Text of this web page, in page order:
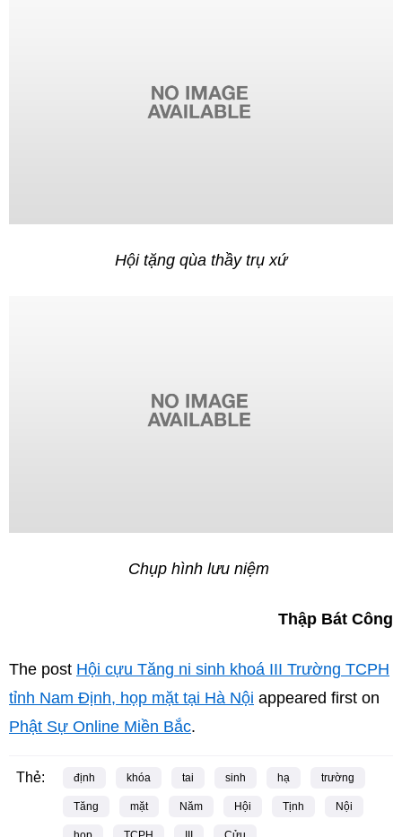
Hội tặng qùa thầy trụ xứ
Chụp hình lưu niệm
Thập Bát Công
The post Hội cựu Tăng ni sinh khoá III Trường TCPH
tỉnh Nam Định, họp mặt tại Hà Nội appeared first on
Phật Sự Online Miền Bắc.
Thẻ: định khóa tai sinh hạ trường
Tăng mặt Năm Hội Tịnh Nội